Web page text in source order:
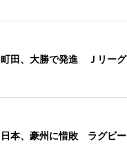
町田、大勝で発進 Ｊリーグ
日本、豪州に惜敗 ラグビー